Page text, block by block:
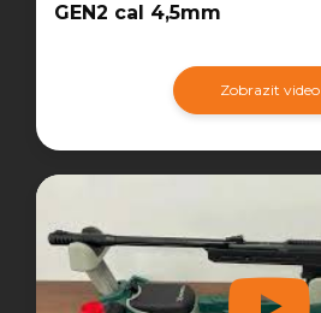
GEN2 cal 4,5mm
Zobrazit video